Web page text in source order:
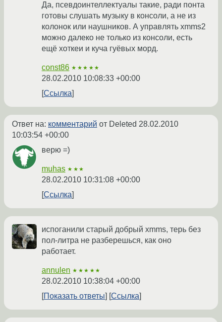
Да, псевдоинтеллектуалы такие, ради понта
готовы слушать музыку в консоли, а не из
колонок или наушников. А управлять xmms2
можно далеко не только из консоли, есть
ещё хоткеи и куча гуёвых морд.
const86 ★★★★★
28.02.2010 10:08:33 +00:00
Ссылка
Ответ на: комментарий от Deleted 28.02.2010
10:03:54 +00:00
верю =)
muhas ★★★
28.02.2010 10:31:08 +00:00
Ссылка
испоганили старый добрый xmms, терь без
пол-литра не разберешься, как оно
работает.
annulen ★★★★★
28.02.2010 10:38:04 +00:00
Показать ответы
Ссылка